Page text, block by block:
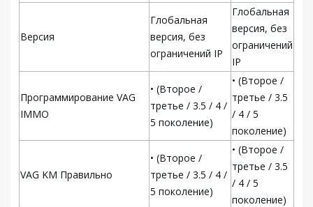
Версия
Глобальная
версия, без
ограничений IP
Глобальная
версия, без
ограничений
IP
Программирование VAG
IMMO
• (Второе /
третье / 3.5 / 4 /
5 поколение)
• (Второе /
третье / 3.5
/ 4 / 5
поколение)
VAG KM Правильно
• (Второе /
третье / 3.5 / 4 /
5 поколение)
• (Второе /
третье / 3.5
/ 4 / 5
поколение)